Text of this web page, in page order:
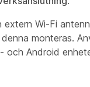
extern Wi-Fi
monteras.
och Android